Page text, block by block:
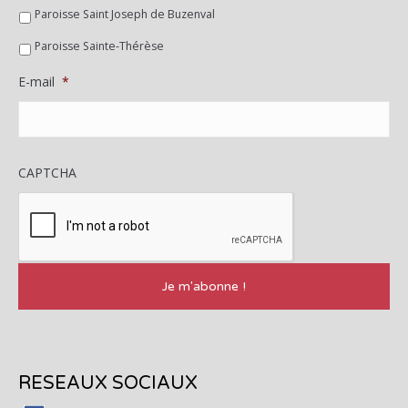
Paroisse Saint Joseph de Buzenval
Paroisse Sainte-Thérèse
E-mail *
CAPTCHA
RESEAUX SOCIAUX